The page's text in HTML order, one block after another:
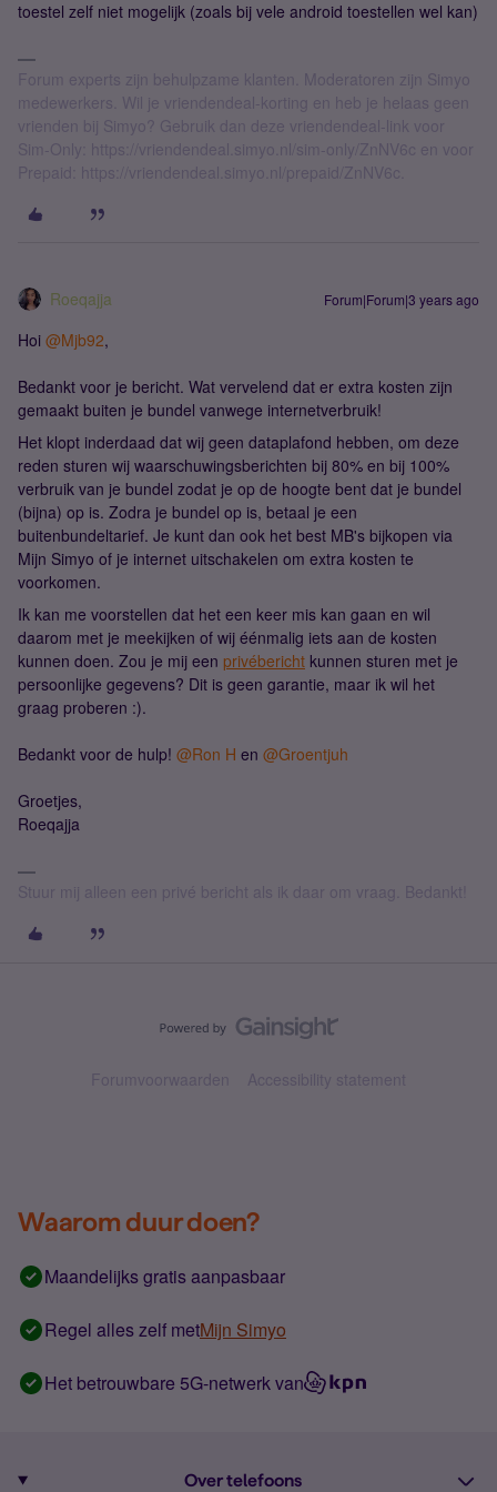
toestel zelf niet mogelijk (zoals bij vele android toestellen wel kan)
Forum experts zijn behulpzame klanten. Moderatoren zijn Simyo
medewerkers. Wil je vriendendeal-korting en heb je helaas geen
vrienden bij Simyo? Gebruik dan deze vriendendeal-link voor
Sim-Only: https://vriendendeal.simyo.nl/sim-only/ZnNV6c en voor
Prepaid: https://vriendendeal.simyo.nl/prepaid/ZnNV6c.
Roeqajja Forum|Forum|3 years ago
Hoi @Mjb92,
Bedankt voor je bericht. Wat vervelend dat er extra kosten zijn
gemaakt buiten je bundel vanwege internetverbruik!
Het klopt inderdaad dat wij geen dataplafond hebben, om deze
reden sturen wij waarschuwingsberichten bij 80% en bij 100%
verbruik van je bundel zodat je op de hoogte bent dat je bundel
(bijna) op is. Zodra je bundel op is, betaal je een
buitenbundeltarief. Je kunt dan ook het best MB's bijkopen via
Mijn Simyo of je internet uitschakelen om extra kosten te
voorkomen.
Ik kan me voorstellen dat het een keer mis kan gaan en wil
daarom met je meekijken of wij éénmalig iets aan de kosten
kunnen doen. Zou je mij een privébericht kunnen sturen met je
persoonlijke gegevens? Dit is geen garantie, maar ik wil het
graag proberen :).
Bedankt voor de hulp! @Ron H en @Groentjuh
Groetjes,
Roeqajja
Stuur mij alleen een privé bericht als ik daar om vraag. Bedankt!
Forumvoorwaarden Accessibility statement
Waarom duur doen?
Maandelijks gratis aanpasbaar
Regel alles zelf metMijn Simyo
Het betrouwbare 5G-netwerk van
Over telefoons